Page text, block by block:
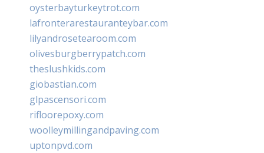
oysterbayturkeytrot.com
lafronterarestauranteybar.com
lilyandrosetearoom.com
olivesburgberrypatch.com
theslushkids.com
giobastian.com
glpascensori.com
rifloorepoxy.com
woolleymillingandpaving.com
uptonpvd.com